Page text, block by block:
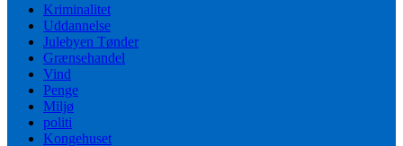
Kriminalitet
Uddannelse
Julebyen Tønder
Grænsehandel
Vind
Penge
Miljø
politi
Kongehuset